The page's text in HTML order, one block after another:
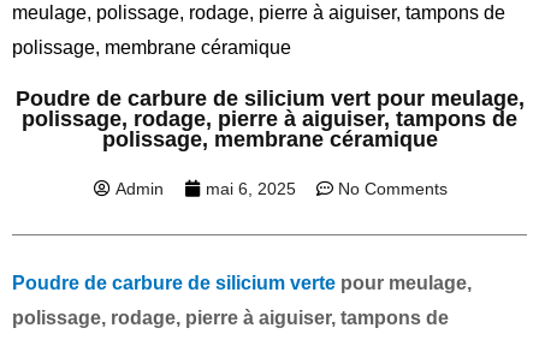
meulage, polissage, rodage, pierre à aiguiser, tampons de
polissage, membrane céramique
Poudre de carbure de silicium vert pour meulage,
polissage, rodage, pierre à aiguiser, tampons de
polissage, membrane céramique
Admin mai 6, 2025 No Comments
Poudre de carbure de silicium verte pour meulage,
polissage, rodage, pierre à aiguiser, tampons de